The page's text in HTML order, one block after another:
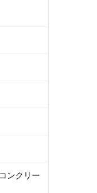
ンクリー